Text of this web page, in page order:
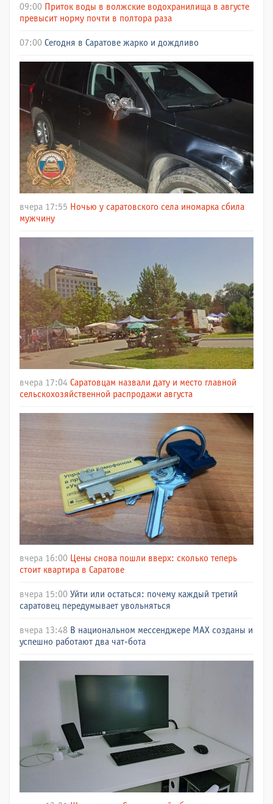
09:00 Приток воды в волжские водохранилища в августе
превысит норму почти в полтора раза
07:00 Сегодня в Саратове жарко и дождливо
вчера 17:55 Ночью у саратовского села иномарка сбила
мужчину
вчера 17:04 Саратовцам назвали дату и место главной
сельскохозяйственной распродажи августа
вчера 16:00 Цены снова пошли вверх: сколько теперь
стоит квартира в Саратове
вчера 15:00 Уйти или остаться: почему каждый третий
саратовец передумывает увольняться
вчера 13:48 В национальном мессенджере МАХ созданы и
успешно работают два чат-бота